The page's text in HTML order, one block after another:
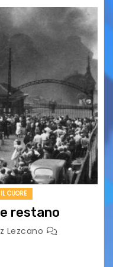
CUORE
restano
Lezcano